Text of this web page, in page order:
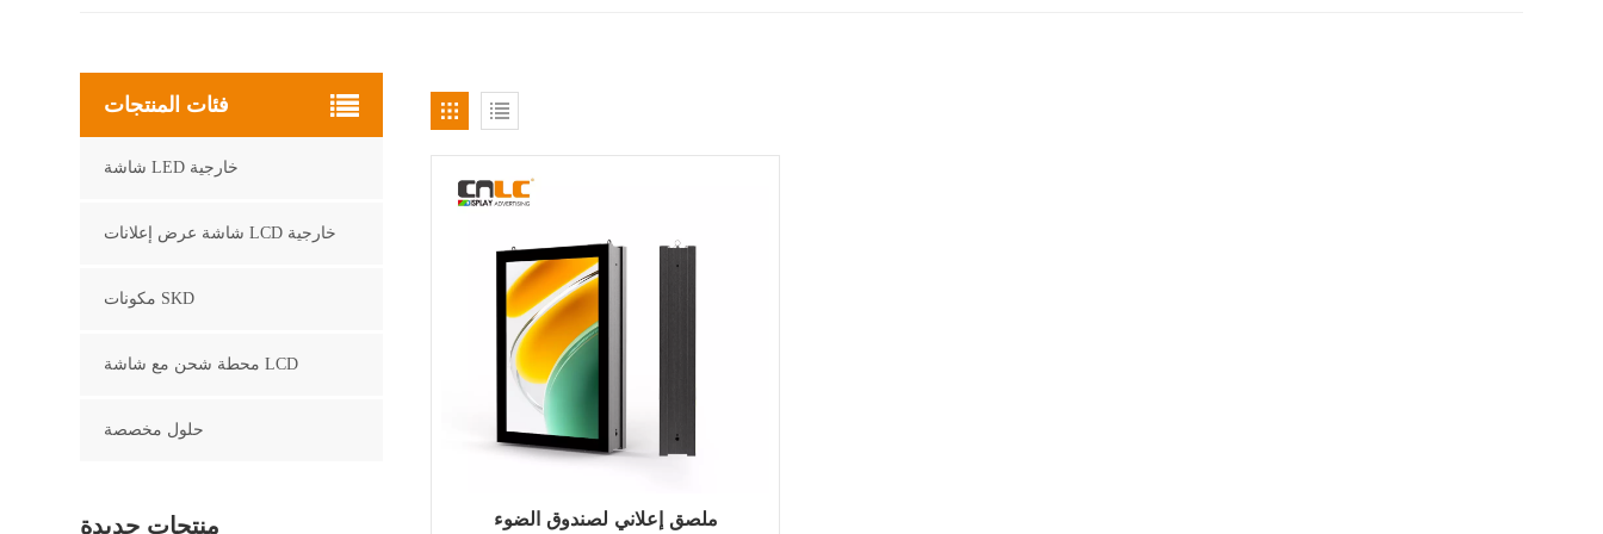
ملصق إعلاني لصندوق الضوء
فئات المنتجات
شاشة LED خارجية
شاشة عرض إعلانات LCD خارجية
مكونات SKD
محطة شحن مع شاشة LCD
حلول مخصصة
منتجات جديدة